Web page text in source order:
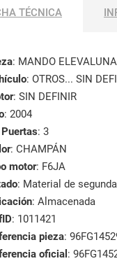
TÉCNICA
: MANDO
: OTROS... SIN
: SIN DEFINIR
: 2004
Puertas: 3
: CHAMPÁN
motor: F6JA
: Material de
: Almacenada
: 1011421
pieza:
oficial :